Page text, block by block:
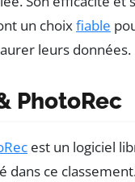
un choixfiable
leurs données.
PhotoRec
est un logiciel
dans ce